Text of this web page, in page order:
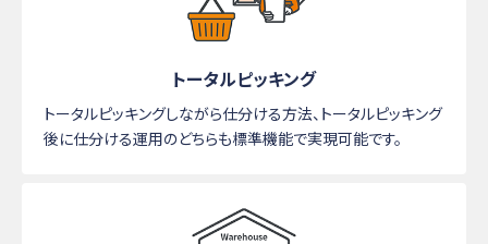
トータルピッキング
トータルピッキングしながら仕分ける方法、トータルピッキング
後に仕分ける運用のどちらも標準機能で実現可能です。